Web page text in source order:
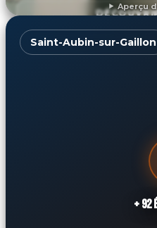
Aperçu
Saint-Aubin-sur-Gaillon
+ 92